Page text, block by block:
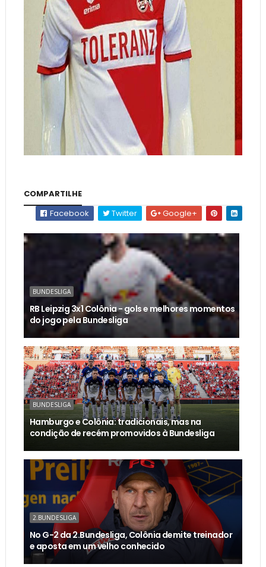
COMPARTILHE
Facebook
Twitter Google+
BUNDESLIGA
RB Leipzig 3x1 Colônia - gols e melhores momentos
do jogo pela Bundesliga
BUNDESLIGA
Hamburgo e Colônia: tradicionais, mas na
condição de recém promovidos à Bundesliga
2.BUNDESLIGA
No G-2 da 2.Bundesliga, Colônia demite treinador
e aposta em um velho conhecido